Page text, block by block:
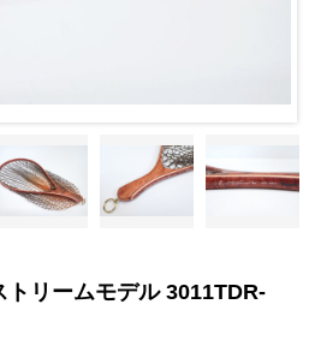
トリームモデル 3011TDR-